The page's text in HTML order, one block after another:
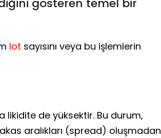
lot sayısını veya bu işlemlerin
likidite de yüksektir. Bu durum,
aralıkları (spread) oluşmadan